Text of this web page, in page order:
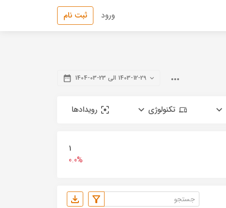
ورود ثبت نام
1403-12-29 الی 23-03-1404
تکنولوژی رویدادها
1
0.0%